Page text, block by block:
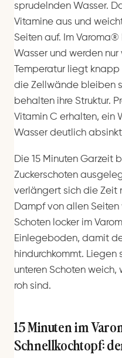
sprudelnden Wasser.
Vitamine aus und
Seiten auf. Im
Wasser und werden
Temperatur liegt
die Zellwände bleiben
behalten ihre Struktur.
Vitamin C erhalten, ein
Wasser deutlich
Die 15 Minuten Garzeit
Zuckerschoten
verlängert sich die Zeit
Dampf von allen
Schoten locker im
Einlegeboden, damit
hindurchkommt.
unteren Schoten
roh sind.
15 Minuten im
Schnellkochtopf: